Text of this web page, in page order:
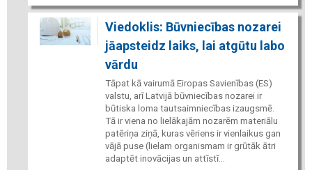
Viedoklis: Būvniecības nozarei
jāapsteidz laiks, lai atgūtu labo
vārdu
Tāpat kā vairumā Eiropas Savienības (ES)
valstu, arī Latvijā būvniecības nozarei ir
būtiska loma tautsaimniecības izaugsmē.
Tā ir viena no lielākajām nozarēm materiālu
patēriņa ziņā, kuras vēriens ir vienlaikus gan
vājā puse (lielam organismam ir grūtāk ātri
adaptēt inovācijas un attīstī...